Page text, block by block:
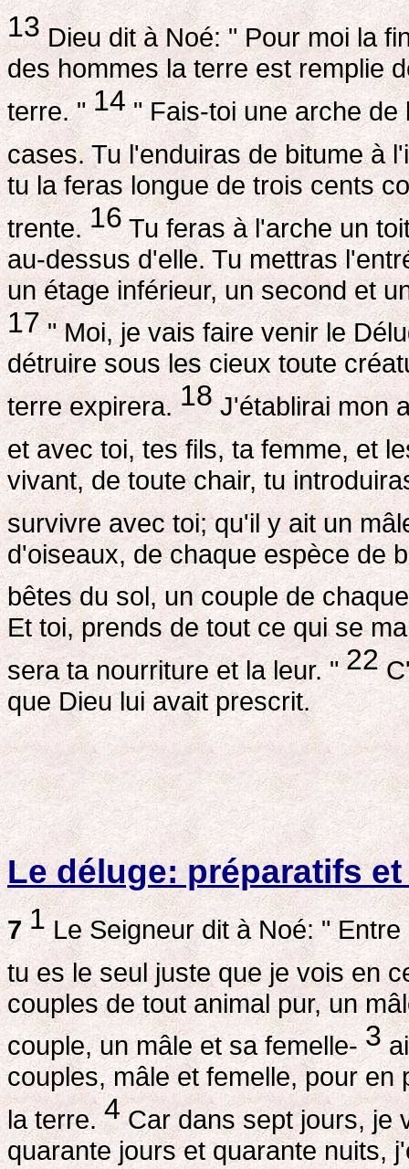
13Dieu dit à Noé: " Pour moi la
des hommes la terre est remplie
terre. "14" Fais-toi une arche de
cases. Tu l'enduiras de bitume à
tu la feras longue de trois cents
trente. 16Tu feras à l'arche un
au-dessus d'elle. Tu mettras
un étage inférieur, un second et
17" Moi, je vais faire venir le
détruire sous les cieux toute
terre expirera.18J'établirai mon
et avec toi, tes fils, ta femme, et
vivant, de toute chair, tu
survivre avec toi; qu'il y ait un
d'oiseaux, de chaque espèce de
bêtes du sol, un couple de
Et toi, prends de tout ce qui se
sera ta nourriture et la leur. "22
que Dieu lui avait prescrit.
Le déluge: préparatifs
7 1Le Seigneur dit à Noé: "
tu es le seul juste que je vois en
couples de tout animal pur, un
couple, un mâle et sa femelle-3
couples, mâle et femelle, pour
la terre.4Car dans sept jours, je
quarante jours et quarante nuits,